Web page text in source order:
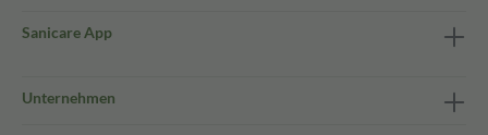
Sanicare App
Unternehmen